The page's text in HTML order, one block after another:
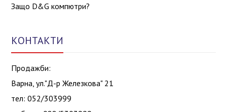
Защо D&G компютри?
КОНТАКТИ
Продажби:
Варна, ул."Д-р Железкова" 21
тел: 052/303999